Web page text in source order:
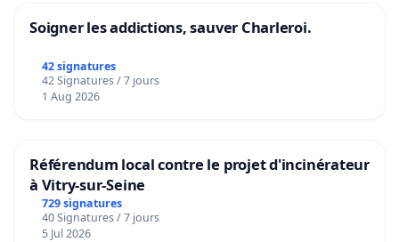
Soigner les addictions, sauver Charleroi.
42 signatures
42 Signatures / 7 jours
1 Aug 2026
Référendum local contre le projet d'incinérateur
à Vitry-sur-Seine
729 signatures
40 Signatures / 7 jours
5 Jul 2026